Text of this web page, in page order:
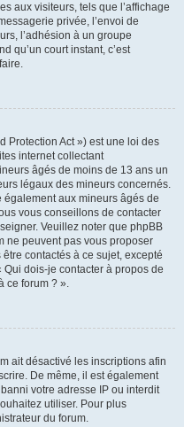
aux visiteurs, tels que l’affichage
privée, l’envoi de
l’adhésion à un groupe
qu’un court instant, c’est
Protection Act ») est une loi des
internet collectant
âgés de moins de 13 ans un
légaux des mineurs concernés.
également aux mineurs âgés de
vous conseillons de contacter
Veuillez noter que phpBB
ne peuvent pas vous proposer
contactés à ce sujet, excepté
Qui dois-je contacter à propos de
ce forum ? ».
ait désactivé les inscriptions afin
De même, il est également
votre adresse IP ou interdit
utiliser. Pour plus
du forum.